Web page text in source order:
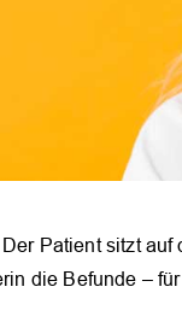
Patient sitzt
die Befunde –